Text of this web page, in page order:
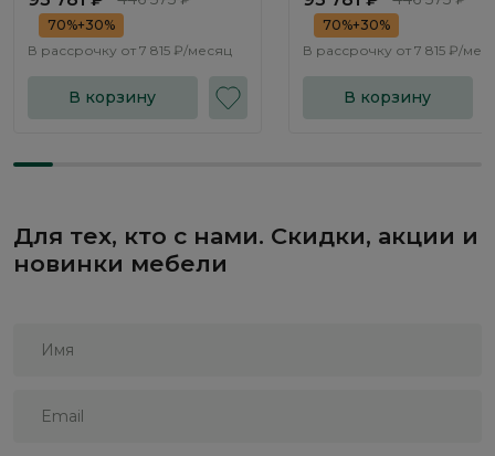
70%+30%
В рассрочку от 7 815 ₽/месяц
В корзину
70%+30%
В рассрочку от 7 815 ₽/
В корзину
Для тех, кто с нами. Скидки, акции и
новинки мебели